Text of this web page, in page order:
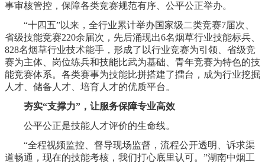
事审核管控，保障各类竞赛规范有序、公平公正举办。
“十四五”以来，全行业累计举办国家级二类竞赛7届次、
省级技能竞赛220余届次，先后涌现出6名烟草行业技能标兵、
828名烟草行业技术能手，形成了以行业竞赛为引领、省级竞
赛为主体、岗位练兵和技能比武为基础、青年竞赛为特色的技
能竞赛体系。各类赛事为技能比拼搭建了擂台，成为行业挖掘
人才、储备人才、培育人才的优质平台。
夯实“支撑力”，让服务保障专业高效
公平公正是技能人才评价的生命线。
“全程视频监控、督导现场监督，流程公开透明、诉求渠
道畅通，现在的技能考核，我们打心底里认可。”湖南中烟工